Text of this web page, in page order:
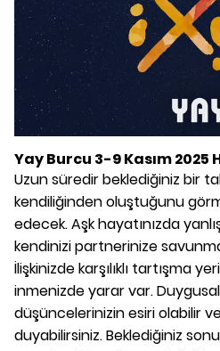
Yay Burcu 3-9 Kasım
Uzun süredir beklediğiniz bir
kendiliğinden oluştuğunu
edecek. Aşk hayatınızda
kendinizi partnerinize
İlişkinizde karşılıklı tartışma
inmenizde yarar var.
düşüncelerinizin esiri olabilir
duyabilirsiniz. Beklediğiniz